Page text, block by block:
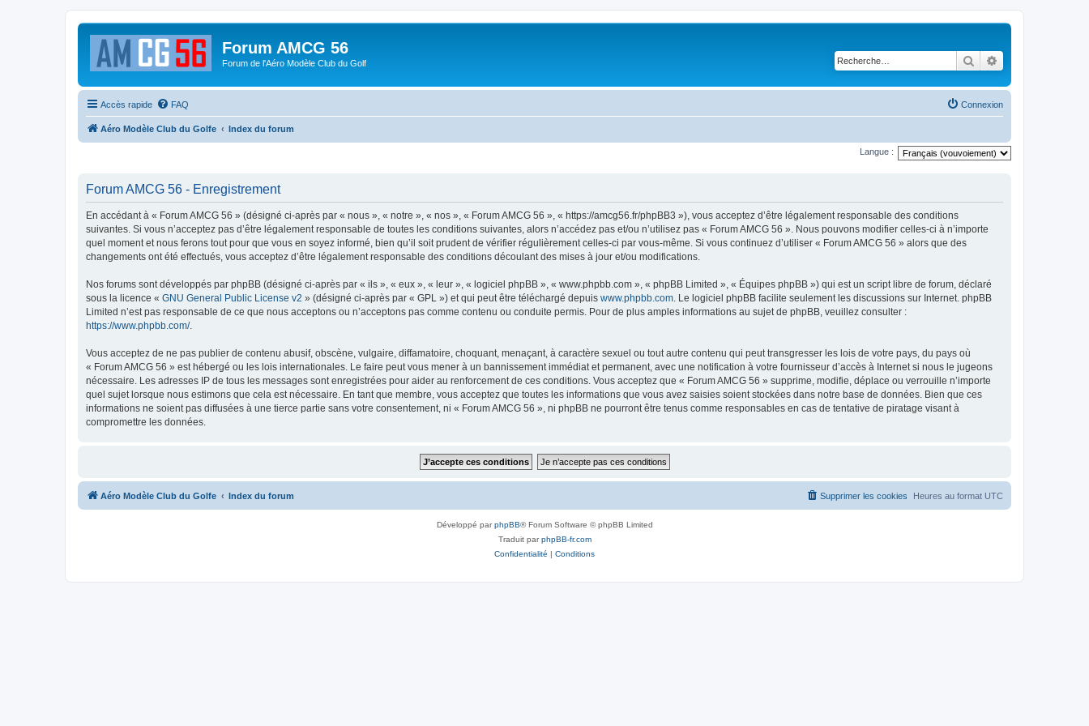
Forum AMCG 56
Forum de l'Aéro Modèle Club du Golf Rechercher
Accès rapide FAQ Connexion
Aéro Modèle Club du Golfe Index du forum
Langue :
Forum AMCG 56 - Enregistrement
En accédant à « Forum AMCG 56 » (désigné ci-après par « nous », « notre », « nos », « Forum AMCG 56 », « https://amcg56.fr/phpBB3 »), vous acceptez d’être légalement responsable des conditions
suivantes. Si vous n’acceptez pas d’être légalement responsable de toutes les conditions suivantes, alors n’accédez pas et/ou n’utilisez pas « Forum AMCG 56 ». Nous pouvons modifier celles-ci à n’importe
quel moment et nous ferons tout pour que vous en soyez informé, bien qu’il soit prudent de vérifier régulièrement celles-ci par vous-même. Si vous continuez d’utiliser « Forum AMCG 56 » alors que des
changements ont été effectués, vous acceptez d’être légalement responsable des conditions découlant des mises à jour et/ou modifications.
Nos forums sont développés par phpBB (désigné ci-après par « ils », « eux », « leur », « logiciel phpBB », « www.phpbb.com », « phpBB Limited », « Équipes phpBB ») qui est un script libre de forum, déclaré
sous la licence « GNU General Public License v2 » (désigné ci-après par « GPL ») et qui peut être téléchargé depuis www.phpbb.com. Le logiciel phpBB facilite seulement les discussions sur Internet. phpBB
Limited n’est pas responsable de ce que nous acceptons ou n’acceptons pas comme contenu ou conduite permis. Pour de plus amples informations au sujet de phpBB, veuillez consulter :
https://www.phpbb.com/.
Vous acceptez de ne pas publier de contenu abusif, obscène, vulgaire, diffamatoire, choquant, menaçant, à caractère sexuel ou tout autre contenu qui peut transgresser les lois de votre pays, du pays où
« Forum AMCG 56 » est hébergé ou les lois internationales. Le faire peut vous mener à un bannissement immédiat et permanent, avec une notification à votre fournisseur d’accès à Internet si nous le jugeons
nécessaire. Les adresses IP de tous les messages sont enregistrées pour aider au renforcement de ces conditions. Vous acceptez que « Forum AMCG 56 » supprime, modifie, déplace ou verrouille n’importe
quel sujet lorsque nous estimons que cela est nécessaire. En tant que membre, vous acceptez que toutes les informations que vous avez saisies soient stockées dans notre base de données. Bien que ces
informations ne soient pas diffusées à une tierce partie sans votre consentement, ni « Forum AMCG 56 », ni phpBB ne pourront être tenus comme responsables en cas de tentative de piratage visant à
compromettre les données.
Aéro Modèle Club du Golfe Index du forum Heures au format UTC
Supprimer les cookies
Développé parphpBB® Forum Software © phpBB Limited
Traduit parphpBB-fr.com
Confidentialité | Conditions